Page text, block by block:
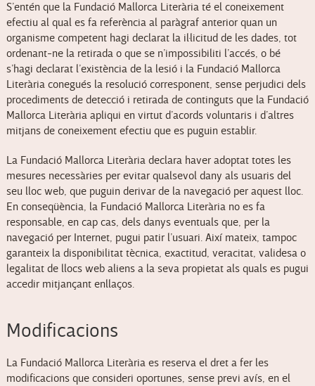
S’entén que la Fundació Mallorca Literària té el coneixement
efectiu al qual es fa referència al paràgraf anterior quan un
organisme competent hagi declarat la il·licitud de les dades, tot
ordenant-ne la retirada o que se n’impossibiliti l’accés, o bé
s’hagi declarat l’existència de la lesió i la Fundació Mallorca
Literària conegués la resolució corresponent, sense perjudici dels
procediments de detecció i retirada de continguts que la Fundació
Mallorca Literària apliqui en virtut d’acords voluntaris i d’altres
mitjans de coneixement efectiu que es puguin establir.
La Fundació Mallorca Literària declara haver adoptat totes les
mesures necessàries per evitar qualsevol dany als usuaris del
seu lloc web, que puguin derivar de la navegació per aquest lloc.
En conseqüència, la Fundació Mallorca Literària no es fa
responsable, en cap cas, dels danys eventuals que, per la
navegació per Internet, pugui patir l’usuari. Així mateix, tampoc
garanteix la disponibilitat tècnica, exactitud, veracitat, validesa o
legalitat de llocs web aliens a la seva propietat als quals es pugui
accedir mitjançant enllaços.
Modificacions
La Fundació Mallorca Literària es reserva el dret a fer les
modificacions que consideri oportunes, sense previ avís, en el